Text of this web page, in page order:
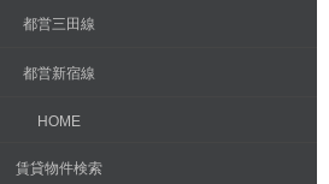
都営三田線
都営新宿線
HOME
賃貸物件検索